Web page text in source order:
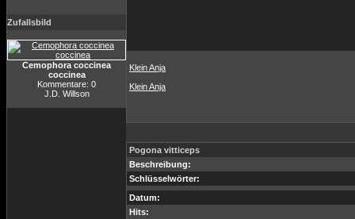
Zufallsbild
Cemophora coccinea
coccinea
Kommentare: 0
J.D. Willson
Klein Anja
Klein Anja
Pogona vitticeps
Beschreibung:
Schlüsselwörter:
Datum:
Hits: